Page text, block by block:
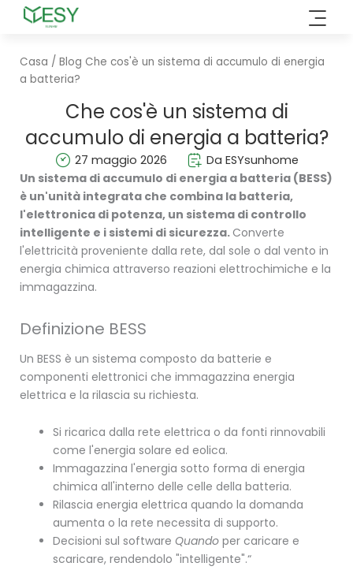
Casa / Blog Che cos'è un sistema di accumulo di energia
a batteria?
Che cos'è un sistema di
accumulo di energia a batteria?
27 maggio 2026
Da ESYsunhome
Un sistema di accumulo di energia a batteria (BESS)
è un'unità integrata che combina la batteria,
l'elettronica di potenza, un sistema di controllo
intelligente e i sistemi di sicurezza. Converte
l'elettricità proveniente dalla rete, dal sole o dal vento in
energia chimica attraverso reazioni elettrochimiche e la
immagazzina.
Definizione BESS
Un BESS è un sistema composto da batterie e
componenti elettronici che immagazzina energia
elettrica e la rilascia su richiesta.
Si ricarica dalla rete elettrica o da fonti rinnovabili
come l'energia solare ed eolica.
Immagazzina l'energia sotto forma di energia
chimica all'interno delle celle della batteria.
Rilascia energia elettrica quando la domanda
aumenta o la rete necessita di supporto.
Decisioni sul software Quando per caricare e
scaricare, rendendolo "intelligente".“